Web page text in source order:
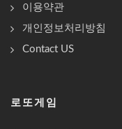
이용약관
개인정보처리방침
Contact US
로또게임